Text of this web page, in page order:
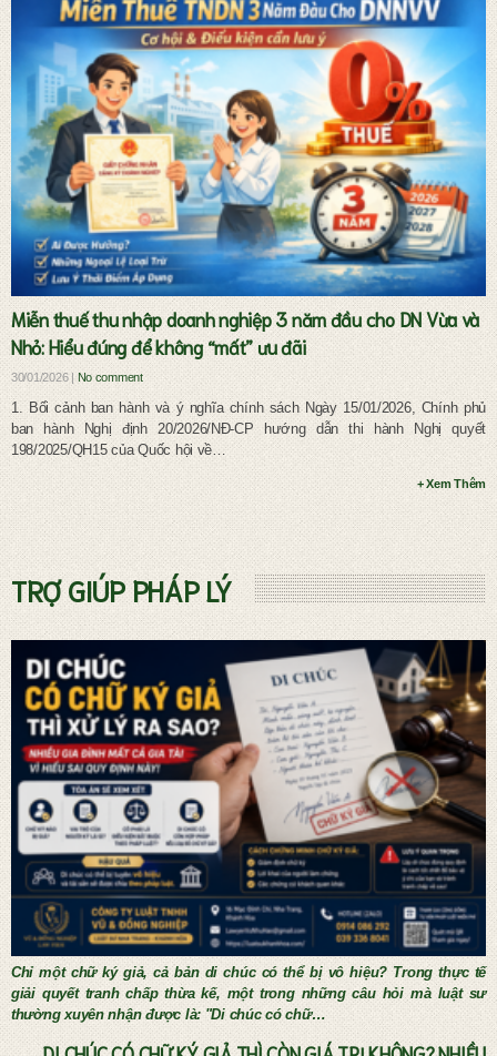
Dịch vụ pháp lý đầu tư và doanh nghiệp
Dịch vụ phá sản và Quản tài viên
THỦ TỤC KẾT HÔN NƯỚC NGOÀI
Miễn thuế thu nhập doanh nghiệp 3 năm đầu cho DN Vừa và
Nhỏ: Hiểu đúng để không “mất” ưu đãi
30/01/2026 | No comment
1. Bối cảnh ban hành và ý nghĩa chính sách Ngày 15/01/2026, Chính phủ
ban hành Nghị định 20/2026/NĐ-CP hướng dẫn thi hành Nghị quyết
198/2025/QH15 của Quốc hội về…
+ Xem Thêm
TRỢ GIÚP PHÁP LÝ
Chỉ một chữ ký giả, cả bản di chúc có thể bị vô hiệu? Trong thực tế
giải quyết tranh chấp thừa kế, một trong những câu hỏi mà luật sư
thường xuyên nhận được là: "Di chúc có chữ…